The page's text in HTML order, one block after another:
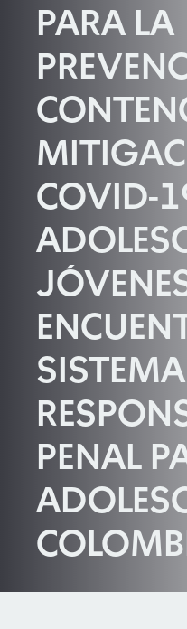
PARA LA
COVID-
PENAL